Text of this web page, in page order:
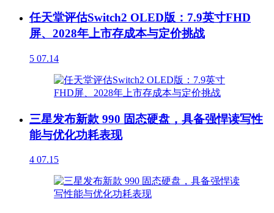
任天堂评估Switch2 OLED版：7.9英寸FHD
屏、2028年上市存成本与定价挑战
5 07.14
三星发布新款 990 固态硬盘，具备强悍读写性
能与优化功耗表现
4 07.15